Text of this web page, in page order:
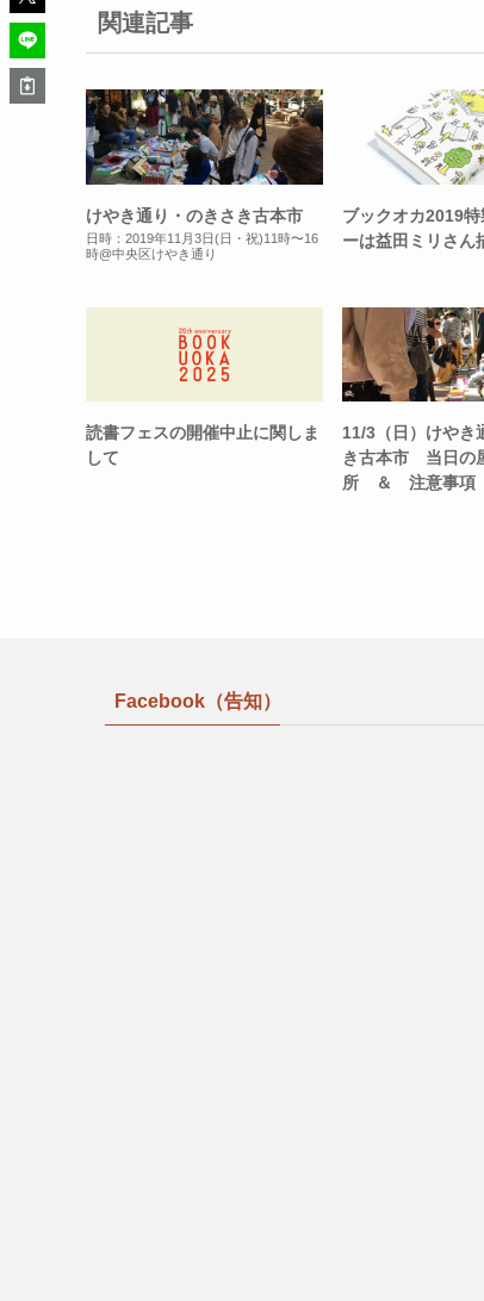
関連記事
けやき通り・のきさき古本市
日時：2019年11月3日(日・祝)11時〜16
時@中央区けやき通り
ブックオカ2019
ーは益田ミリさん
読書フェスの開催中止に関しま
して
11/3（日）けやき
き古本市 当日の
所 ＆ 注意事項
Facebook（告知）